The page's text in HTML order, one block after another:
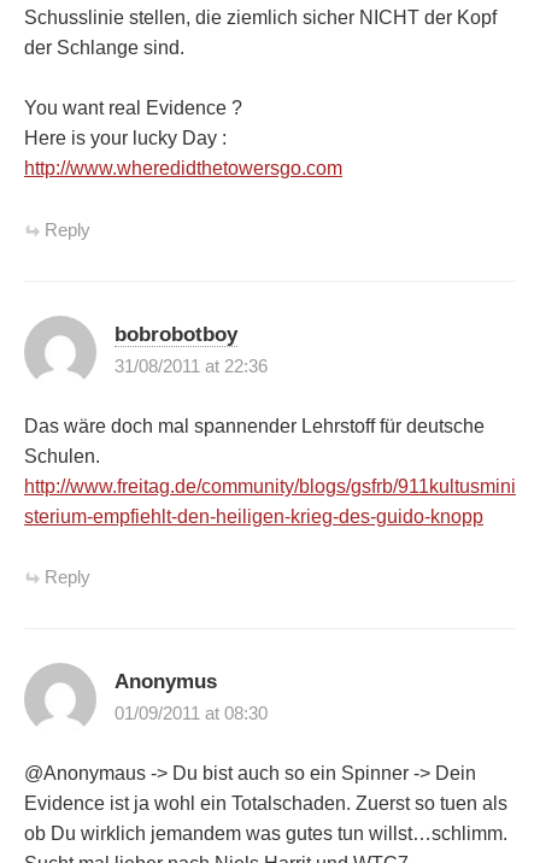
Schusslinie stellen, die ziemlich sicher NICHT der Kopf
der Schlange sind.
You want real Evidence ?
Here is your lucky Day :
http://www.wheredidthetowersgo.com
Reply
bobrobotboy
31/08/2011 at 22:36
Das wäre doch mal spannender Lehrstoff für deutsche
Schulen.
http://www.freitag.de/community/blogs/gsfrb/911kultusmini
sterium-empfiehlt-den-heiligen-krieg-des-guido-knopp
Reply
Anonymus
01/09/2011 at 08:30
@Anonymaus -> Du bist auch so ein Spinner -> Dein
Evidence ist ja wohl ein Totalschaden. Zuerst so tuen als
ob Du wirklich jemandem was gutes tun willst…schlimm.